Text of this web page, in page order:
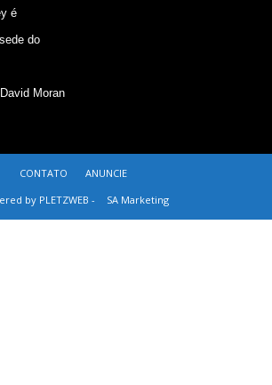
é
do
Moran
CONTATO
ANUNCIE
by PLETZWEB -
SA Marketing